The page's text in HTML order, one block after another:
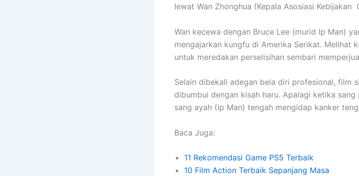
lewat Wan Zhonghua (Kepala Asosiasi Kebijakan
Wan kecewa dengan Bruce Lee (murid Ip Man)
mengajarkan kungfu di Amerika Serikat. Melihat
untuk meredakan perselisihan sembari
Selain dibekali adegan bela diri profesional, film
dibumbui dengan kisah haru. Apalagi ketika
sang ayah (Ip Man) tengah mengidap kanker
Baca Juga:
11 Rekomendasi Game PS5 Terbaik
10 Film Action Terbaik Sepanjang Masa